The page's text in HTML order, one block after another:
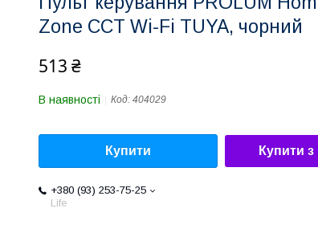
Zone CCT Wi-Fi TUYA, чорний
513 ₴
В наявності Код: 404029
Купити Купити з
+380 (93) 253-75-25
Life